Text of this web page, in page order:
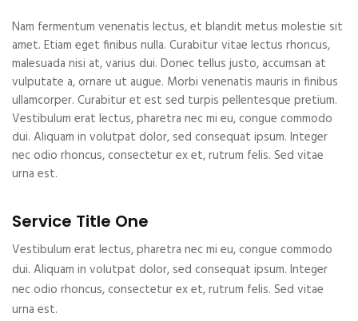
Nam fermentum venenatis lectus, et blandit metus molestie sit
amet. Etiam eget finibus nulla. Curabitur vitae lectus rhoncus,
malesuada nisi at, varius dui. Donec tellus justo, accumsan at
vulputate a, ornare ut augue. Morbi venenatis mauris in finibus
ullamcorper. Curabitur et est sed turpis pellentesque pretium.
Vestibulum erat lectus, pharetra nec mi eu, congue commodo
dui. Aliquam in volutpat dolor, sed consequat ipsum. Integer
nec odio rhoncus, consectetur ex et, rutrum felis. Sed vitae
urna est.
Service Title One
Vestibulum erat lectus, pharetra nec mi eu, congue commodo
dui. Aliquam in volutpat dolor, sed consequat ipsum. Integer
nec odio rhoncus, consectetur ex et, rutrum felis. Sed vitae
urna est.